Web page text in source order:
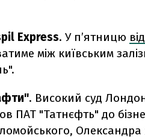
Express. У п’ятницю
між київським
. Високий суд
ПАТ "Татнєфть" до
Олександра